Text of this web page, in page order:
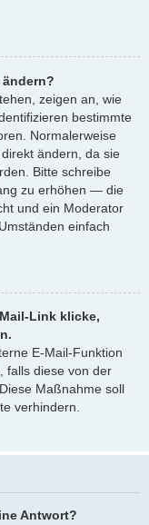
zeigen an, wie
bestimmte
Normalerweise
ändern, da sie
Bitte schreibe
zu erhöhen — die
und ein Moderator
einfach
Link klicke,
E-Mail-Funktion
falls diese von der
Maßnahme soll
verhindern.
Antwort?